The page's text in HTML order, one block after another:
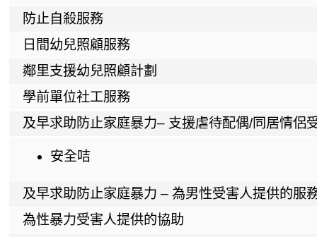
防止自殺服務
日間幼兒照顧服務
鄰里支援幼兒照顧計劃
學前單位社工服務
及早求助防止家庭暴力– 支援虐待配偶/同居情侶
安全咭
及早求助防止家庭暴力 – 為男性受害人提供的服
為性暴力受害人提供的協助